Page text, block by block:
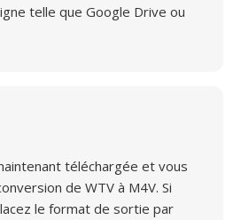
telle que Google Drive ou
téléchargée et vous
de WTV à M4V. Si
le format de sortie par